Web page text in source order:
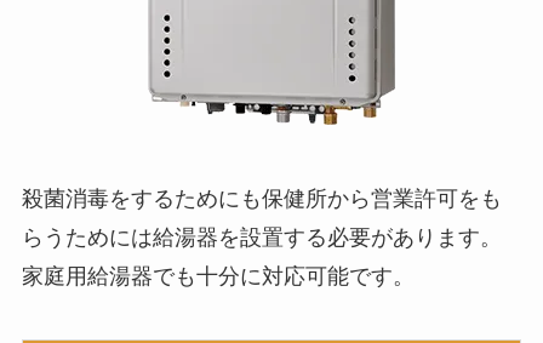
殺菌消毒をするためにも保健所から営業許可をも
らうためには給湯器を設置する必要があります。
家庭用給湯器でも十分に対応可能です。